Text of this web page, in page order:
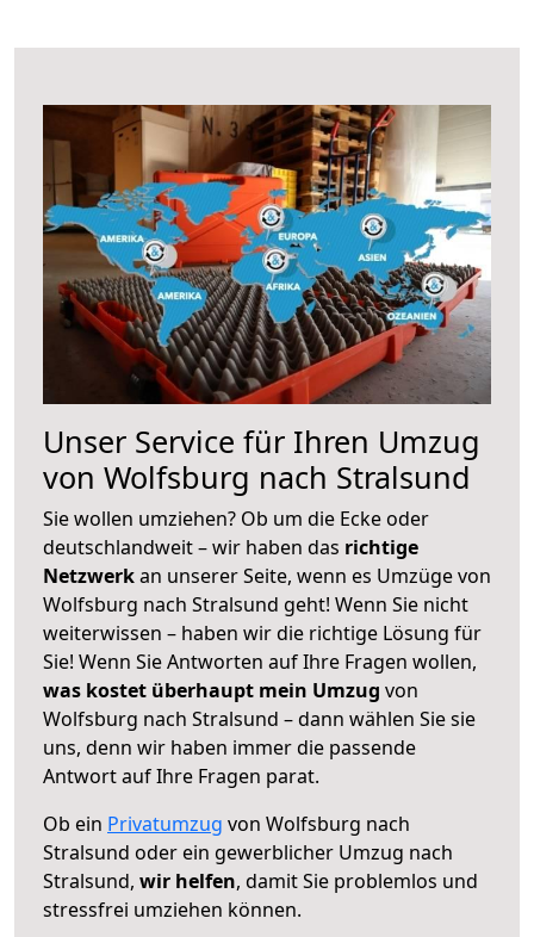
Unser Service für Ihren Umzug
von Wolfsburg nach Stralsund
Sie wollen umziehen? Ob um die Ecke oder
deutschlandweit – wir haben das richtige
Netzwerkan unserer Seite, wenn es Umzüge von
Wolfsburg nach Stralsund geht! Wenn Sie nicht
weiterwissen – haben wir die richtige Lösung für
Sie! Wenn Sie Antworten auf Ihre Fragen wollen,
was kostet überhaupt mein Umzug von
Wolfsburg nach Stralsund – dann wählen Sie sie
uns, denn wir haben immer die passende
Antwort auf Ihre Fragen parat.
Ob ein Privatumzug von Wolfsburg nach
Stralsund oder ein gewerblicher Umzug nach
Stralsund, wir helfen, damit Sie problemlos und
stressfrei umziehen können.